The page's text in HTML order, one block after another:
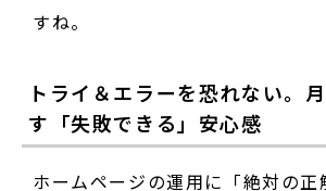
すね。
トライ＆エラーを恐れない。
す「失敗できる」安心感
ホームページの運用に「絶対の正